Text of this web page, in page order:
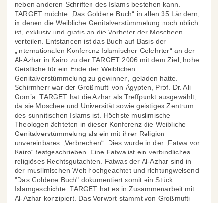
neben anderen Schriften des Islams bestehen kann.
TARGET möchte „Das Goldene Buch“ in allen 35 Ländern,
in denen die Weibliche Genitalverstümmelung noch üblich
ist, exklusiv und gratis an die Vorbeter der Moscheen
verteilen. Entstanden ist das Buch auf Basis der
„Internationalen Konferenz Islamischer Gelehrter“ an der
Al-Azhar in Kairo zu der TARGET 2006 mit dem Ziel, hohe
Geistliche für ein Ende der Weiblichen
Genitalverstümmelung zu gewinnen, geladen hatte.
Schirmherr war der Großmufti von Ägypten, Prof. Dr. Ali
Gom’a. TARGET hat die Azhar als Treffpunkt ausgewählt,
da sie Moschee und Universität sowie geistiges Zentrum
des sunnitischen Islams ist. Höchste muslimische
Theologen ächteten in dieser Konferenz die Weibliche
Genitalverstümmelung als ein mit ihrer Religion
unvereinbares „Verbrechen“. Dies wurde in der „Fatwa von
Kairo“ festgeschrieben. Eine Fatwa ist ein verbindliches
religiöses Rechtsgutachten. Fatwas der Al-Azhar sind in
der muslimischen Welt hochgeachtet und richtungweisend.
"Das Goldene Buch" dokumentiert somit ein Stück
Islamgeschichte. TARGET hat es in Zusammenarbeit mit
Al-Azhar konzipiert. Das Vorwort stammt von Großmufti